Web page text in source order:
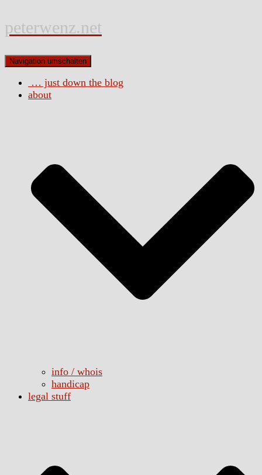
peterwenz.net
Navigation umschalten
… just down the blog
about
info / whois
handicap
legal stuff